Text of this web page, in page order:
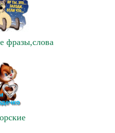
фразы,слова